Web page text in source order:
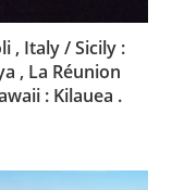
, Italy / Sicily :
, La Réunion
: Kilauea .